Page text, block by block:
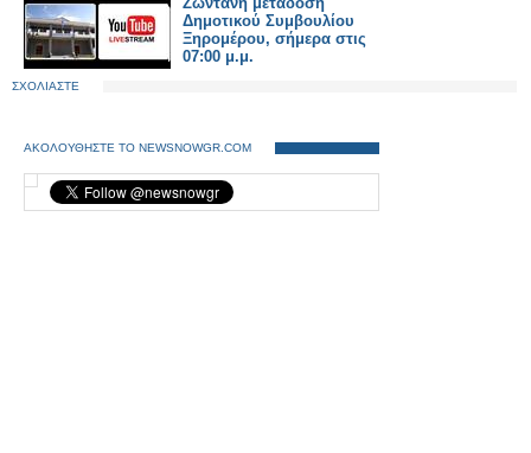
Δημοτικού Συμβουλίου
Ξηρομέρου, σήμερα στις
07:00 μ.μ.
ΣΧΟΛΙΑΣΤΕ
ΑΚΟΛΟΥΘΗΣΤΕ ΤΟ NEWSNOWGR.COM